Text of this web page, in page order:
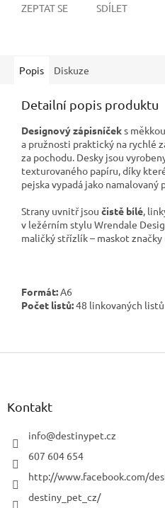
ZEPTAT SE SDÍLET
Popis Diskuze
Detailní popis produktu
Designový zápisníčeks
a pružnosti praktický na rychlé
za pochodu. Desky jsou
texturovaného papíru, díky
pejska vypadá jako namalovaný
Strany uvnitř jsou čistě bílé,
v ležérním stylu Wrendale
maličký střízlík – maskot
Formát:A6
Počet listů:48 linkovaných listů
Z
Kontakt
info@destinypet.cz
607 604 654
http://www.facebook.com/
destiny_pet_cz/